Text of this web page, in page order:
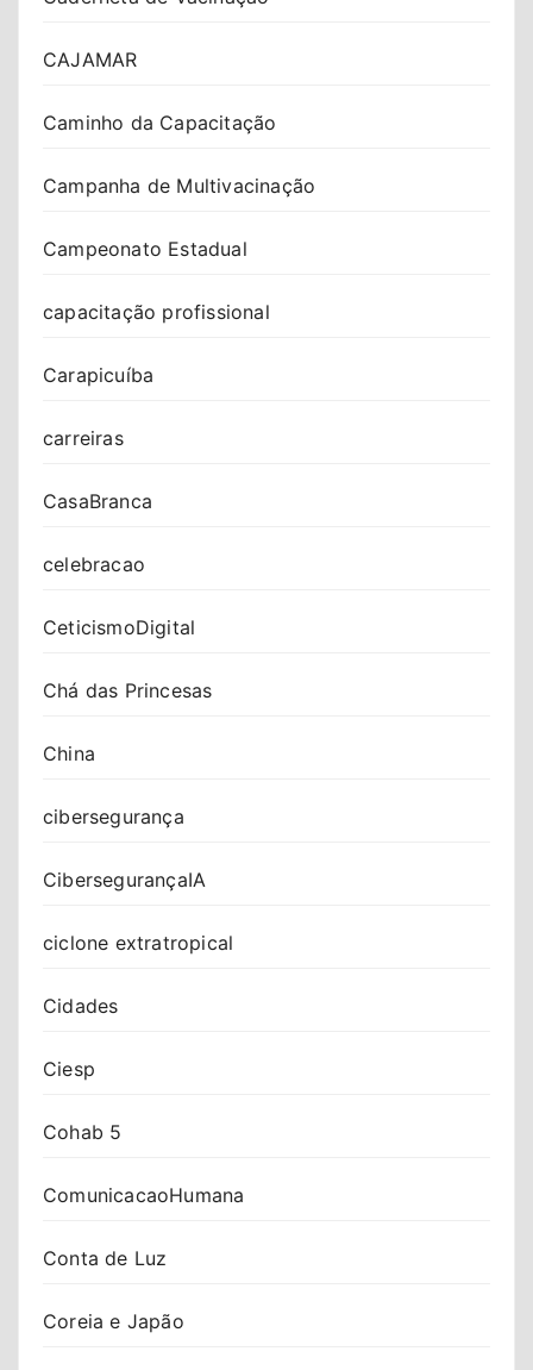
CAJAMAR
Caminho da Capacitação
Campanha de Multivacinação
Campeonato Estadual
capacitação profissional
Carapicuíba
carreiras
CasaBranca
celebracao
CeticismoDigital
Chá das Princesas
China
cibersegurança
CibersegurançaIA
ciclone extratropical
Cidades
Ciesp
Cohab 5
ComunicacaoHumana
Conta de Luz
Coreia e Japão